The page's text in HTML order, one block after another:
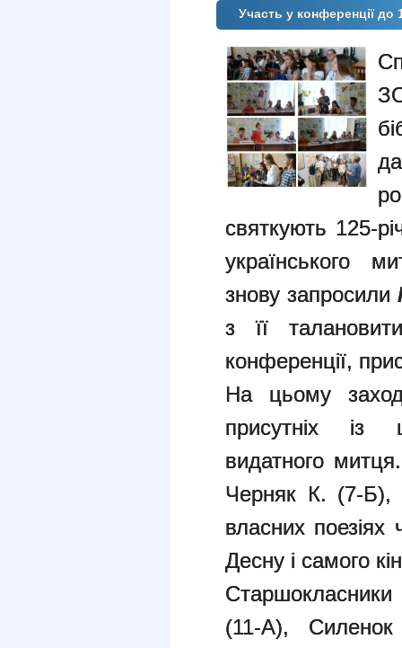
Участь у конференції
святкують 125-
українського
знову запросили
з її
конференції,
На цьому
присутніх із
видатного
Черняк К. (7-Б),
власних поезіях
Десну і самого
(11-А),